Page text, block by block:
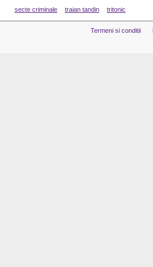
secte criminale traian tandin tritonic
Termeni si conditii